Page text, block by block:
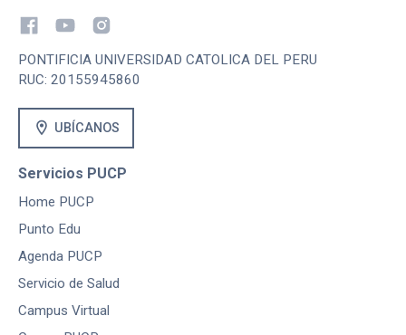
PONTIFICIA UNIVERSIDAD CATOLICA DEL PERU
RUC: 20155945860
location_on UBÍCANOS
Servicios PUCP
Home PUCP
Punto Edu
Agenda PUCP
Servicio de Salud
Campus Virtual